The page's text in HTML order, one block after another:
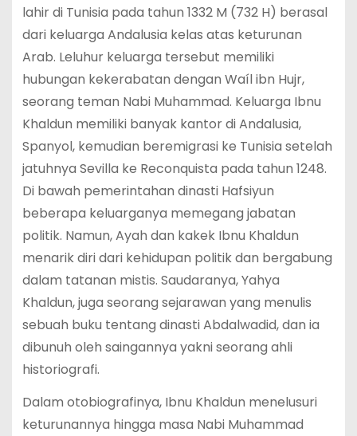
lahir di Tunisia pada tahun 1332 M (732 H) berasal
dari keluarga Andalusia kelas atas keturunan
Arab. Leluhur keluarga tersebut memiliki
hubungan kekerabatan dengan Waíl ibn Hujr,
seorang teman Nabi Muhammad. Keluarga Ibnu
Khaldun memiliki banyak kantor di Andalusia,
Spanyol, kemudian beremigrasi ke Tunisia setelah
jatuhnya Sevilla ke Reconquista pada tahun 1248.
Di bawah pemerintahan dinasti Hafsiyun
beberapa keluarganya memegang jabatan
politik. Namun, Ayah dan kakek Ibnu Khaldun
menarik diri dari kehidupan politik dan bergabung
dalam tatanan mistis. Saudaranya, Yahya
Khaldun, juga seorang sejarawan yang menulis
sebuah buku tentang dinasti Abdalwadid, dan ia
dibunuh oleh saingannya yakni seorang ahli
historiografi.
Dalam otobiografinya, Ibnu Khaldun menelusuri
keturunannya hingga masa Nabi Muhammad